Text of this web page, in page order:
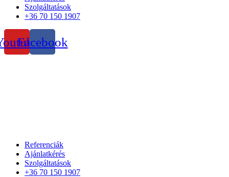
Szolgáltatások
+36 70 150 1907
Facebook
Referenciák
Ajánlatkérés
Szolgáltatások
+36 70 150 1907